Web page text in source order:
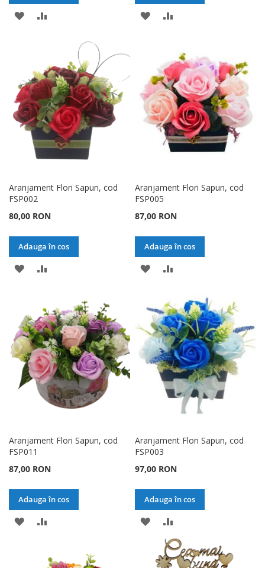
ADAUGATI
DE
DORINTE
COMPARARE
ADAUGATI
DE
DORINTE
COMPARARE
Aranjament Flori Sapun, cod
FSP002
80,00 RON
Adauga în cos
ADAUGATI
LISTA
DE
DORINTE
COMPARARE
Aranjament Flori Sapun, cod
FSP005
87,00 RON
Adauga în cos
ADAUGATI
LISTA
DE
DORINTE
COMPARARE
Aranjament Flori Sapun, cod
FSP011
87,00 RON
Adauga în cos
ADAUGATI
COMPARARE
Aranjament Flori Sapun, cod
FSP003
97,00 RON
Adauga în cos
ADAUGATI
LISTA
PENTRU
COMPARARE